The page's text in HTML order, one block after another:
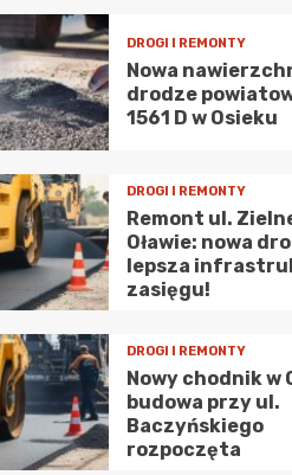
DROGI I REMONTY
Nowa
drodze
1561 D w Osieku
DROGI I REMONTY
Remont ul.
Oławie: nowa
lepsza
zasięgu!
DROGI I REMONTY
Nowy chodnik w
budowa przy ul.
Baczyńskiego
rozpoczęta